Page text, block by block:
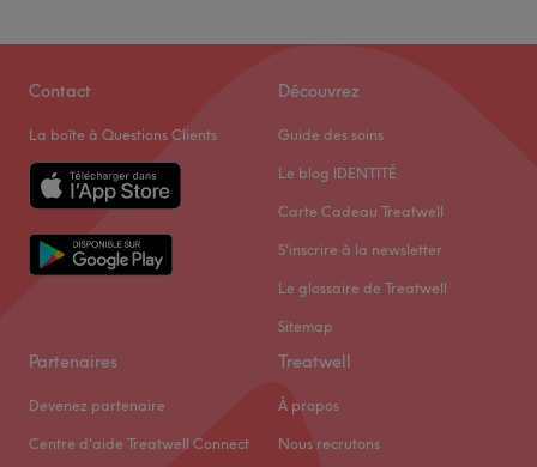
Contact
La boîte à Questions Clients
Découvrez
Guide des soins
Le blog IDENTITÉ
Carte Cadeau Treatwell
S'inscrire à la newsletter
Le glossaire de Treatwell
Sitemap
Partenaires
Devenez partenaire
Centre d'aide Treatwell Connect
Treatwell
À propos
Nous recrutons